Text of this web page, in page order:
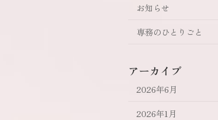
お知らせ
専務のひとりごと
アーカイブ
2026年6月
2026年1月